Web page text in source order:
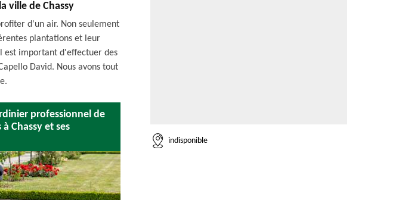
ville de Chassy
d'un air. Non seulement
plantations et leur
est important d'effectuer des
David. Nous avons tout
professionnel de
Chassy et ses
indisponible